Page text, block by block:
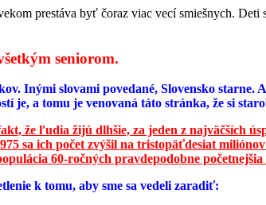
prestáva byť čoraz viac vecí smiešnych.
seniorom.
Inými slovami povedané, Slovensko starne.
je, a tomu je venovaná táto stránka, že si
že ľudia žijú dlhšie, za jeden z najväčších
sa ich počet zvýšil na tristopäťdesiat
60-ročných pravdepodobne
k tomu, aby sme sa vedeli zaradiť: